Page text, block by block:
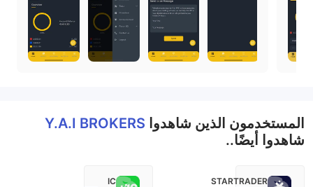
المستخدمون الذين شاهدوا Y.A.I BROKERS
شاهدوا أيضًا..
STARTRADER
IC